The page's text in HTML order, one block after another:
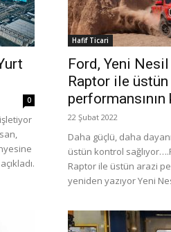
0
Hafif Ticari
Ford, Yeni
Raptor ile
performansının
22 Şubat 2022
Daha güçlü, daha
üstün kontrol
Raptor ile üstün arazi
yeniden yazıyor Yeni